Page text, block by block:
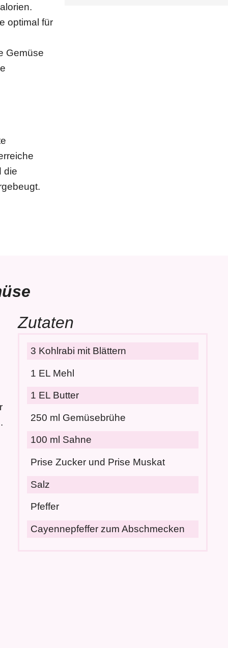
optimal für
Gemüse
die
Zutaten
3 Kohlrabi mit Blättern
1 EL Mehl
1 EL Butter
250 ml Gemüsebrühe
100 ml Sahne
Prise Zucker und Prise Muskat
Salz
Pfeffer
Cayennepfeffer zum Abschmecken